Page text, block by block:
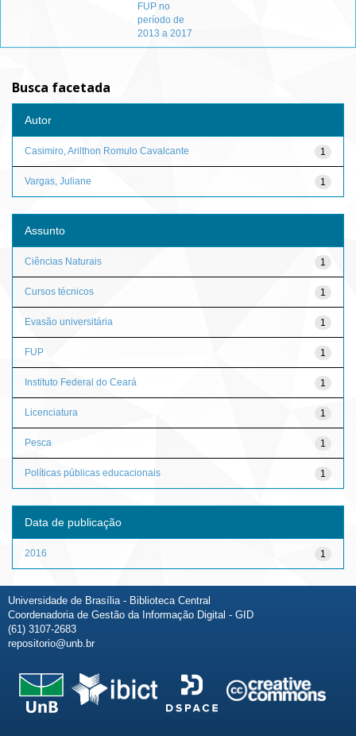
FUP no
período de
2013 a 2017
Busca facetada
Autor
1
Casimiro, Arilthon Romulo Cavalcante
1
Vargas, Juliane
Assunto
1
Ciências Naturais
1
Cursos técnicos
1
Evasão universitária
1
FUP
1
Instituto Federal do Ceará
1
Licenciatura
1
Pesca
1
Políticas públicas educacionais
Data de publicação
1
2016
Universidade de Brasília - Biblioteca Central
Coordenadoria de Gestão da Informação Digital - GID
(61) 3107-2683
repositorio@unb.br